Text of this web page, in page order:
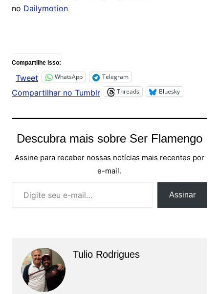
no Dailymotion
Compartilhe isso:
Tweet WhatsApp Telegram
Compartilhar no Tumblr Threads Bluesky
Descubra mais sobre Ser Flamengo
Assine para receber nossas notícias mais recentes por
e-mail.
Assinar
Tulio Rodrigues